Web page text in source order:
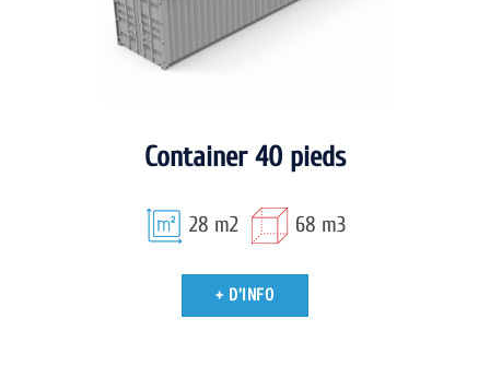
Container 40 pieds
28 m2 68 m3
+ D'INFO